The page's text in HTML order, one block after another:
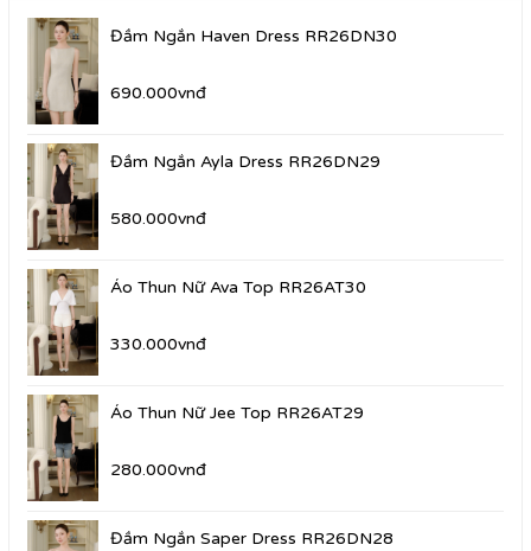
Đầm Ngắn Haven Dress RR26DN30
690.000vnđ
Đầm Ngắn Ayla Dress RR26DN29
580.000vnđ
Áo Thun Nữ Ava Top RR26AT30
330.000vnđ
Áo Thun Nữ Jee Top RR26AT29
280.000vnđ
Đầm Ngắn Saper Dress RR26DN28